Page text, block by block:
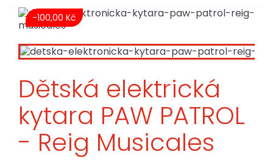
-100,00 Kč
Dětská elektrická
kytara PAW PATROL
- Reig Musicales